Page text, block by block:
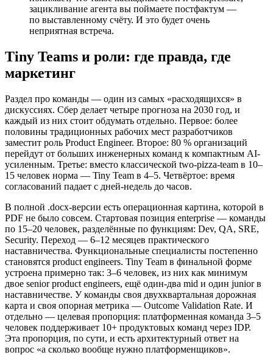
зацикливание агента вы поймаете постфактум —
по выставленному счёту. И это будет очень
неприятная встреча.
Tiny Teams и роли: где правда, где
маркетинг
Раздел про команды — один из самых «расходящихся» в
дискуссиях. Сбер делает четыре прогноза на 2030 год, и
каждый из них стоит обдумать отдельно. Первое: более
половины традиционных рабочих мест разработчиков
заместит роль Product Engineer. Второе: 80 % организаций
перейдут от больших инженерных команд к компактным AI-
усиленным. Третье: вместо классической two-pizza-team в 10–
15 человек норма — Tiny Team в 4–5. Четвёртое: время
согласований падает с дней-недель до часов.
В полной .docx-версии есть операционная картина, которой в
PDF не было совсем. Стартовая позиция enterprise — команды
по 15–20 человек, разделённые по функциям: Dev, QA, SRE,
Security. Переход — 6–12 месяцев практического
наставничества. Функциональные специалисты постепенно
становятся product engineers. Tiny Team в финальной форме
устроена примерно так: 3–6 человек, из них как минимум
двое senior product engineers, ещё один-два mid и один junior в
наставничестве. У команды своя двухквартальная дорожная
карта и своя опорная метрика — Outcome Validation Rate. И
отдельно — целевая пропорция: платформенная команда 3–5
человек поддерживает 10+ продуктовых команд через IDP.
Эта пропорция, по сути, и есть архитектурный ответ на
вопрос «а сколько вообще нужно платформенщиков».